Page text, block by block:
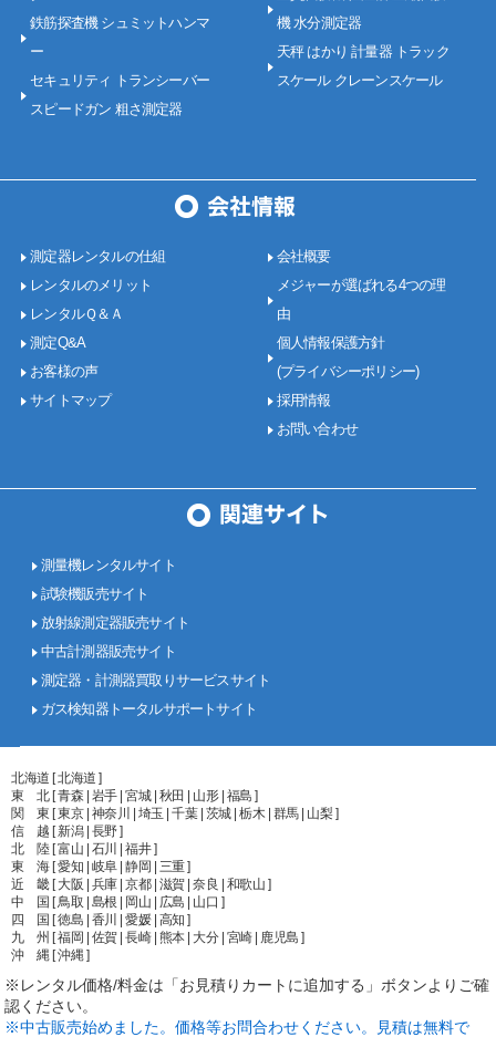
鉄筋探査機 シュミットハンマ
ー
セキュリティ トランシーバー
スピードガン 粗さ測定器
機 水分測定器
天秤 はかり 計量器 トラック
スケール クレーンスケール
測定器レンタルの仕組
レンタルのメリット
レンタルＱ＆Ａ
測定Q&A
お客様の声
サイトマップ
会社概要
メジャーが選ばれる4つの理
由
個人情報保護方針
(プライバシーポリシー)
採用情報
お問い合わせ
測量機レンタルサイト
試験機販売サイト
放射線測定器販売サイト
中古計測器販売サイト
測定器・計測器買取りサービスサイト
ガス検知器トータルサポートサイト
北海道 [ 北海道 ]
東 北 [ 青森 | 岩手 | 宮城 | 秋田 | 山形 | 福島 ]
関 東 [ 東京 | 神奈川 | 埼玉 | 千葉 | 茨城 | 栃木 | 群馬 | 山梨 ]
信 越 [ 新潟 | 長野 ]
北 陸 [ 富山 | 石川 | 福井 ]
東 海 [ 愛知 | 岐阜 | 静岡 | 三重 ]
近 畿 [ 大阪 | 兵庫 | 京都 | 滋賀 | 奈良 | 和歌山 ]
中 国 [ 鳥取 | 島根 | 岡山 | 広島 | 山口 ]
四 国 [ 徳島 | 香川 | 愛媛 | 高知 ]
九 州 [ 福岡 | 佐賀 | 長崎 | 熊本 | 大分 | 宮崎 | 鹿児島 ]
沖 縄 [ 沖縄 ]
※レンタル価格/料金は「お見積りカートに追加する」ボタンよりご確
認ください。
※中古販売始めました。価格等お問合わせください。見積は無料で